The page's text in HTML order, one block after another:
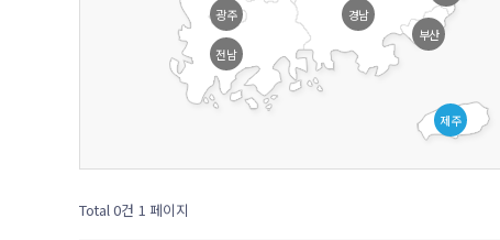
광주
전남
부산
경남
제주
Total 0건 1 페이지